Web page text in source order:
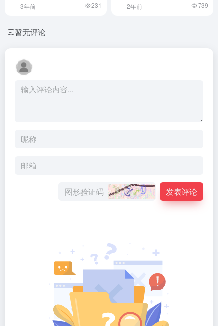
3年前 231 2年前 739
暂无评论
发表评论